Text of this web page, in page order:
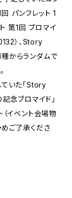
パンフレット 1
第1回 ブロマイ
）、Story
からランダムで
いた「Story
念ブロマイド」
イベント会場物
ご了承くださ